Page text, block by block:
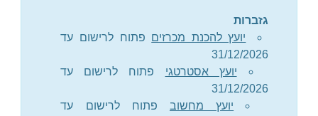
גזברות
יועץ להכנת מכרזים פתוח לרישום עד
31/12/2026
יועץ אסטרטגי פתוח לרישום עד
31/12/2026
יועץ מחשוב פתוח לרישום עד